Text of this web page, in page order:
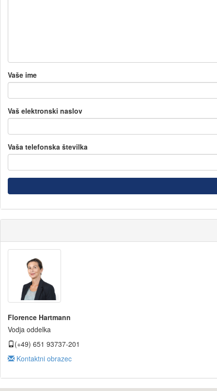
Vaše ime
Vaš elektronski naslov
Vaša telefonska številka
Florence Hartmann
Vodja oddelka
(+49) 651 93737-201
Kontaktni obrazec